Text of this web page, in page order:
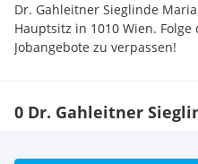
Dr. Gahleitner Sieglinde
Hauptsitz in 1010 Wien.
Jobangebote zu verpassen!
0 Dr. Gahleitner